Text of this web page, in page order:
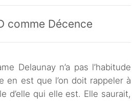
comme Décence
Delaunay n’a pas l’habitude
en est que l’on doit rappeler à
d’elle qui elle est. Elle saurait,